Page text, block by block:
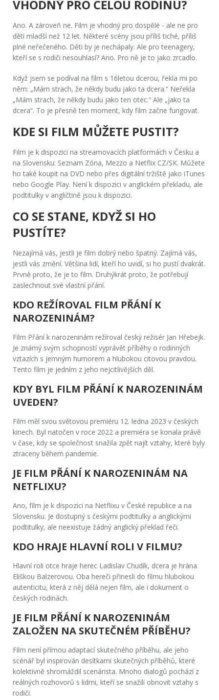
VHODNÝ PRO CELOU RODINU?
Ano. A zároveň ne. Film je vhodný pro dospělé - ale ne pro
děti mladší než 12 let. Některé scény jsou příliš tiché, příliš
plné neřečeného. Děti by je nechápaly. Ale pro teenagery,
kteří se s rodiči nesouhlasí? Ano. Pro ně je to jako zrcadlo.
Když jsem se podíval na film s 16letou dcerou, řekla mi po
něm: „Mám strach, že někdy budu jako ta dcera.“ Neřekla
„Mám strach, že někdy budu jako ten otec.“ Ale „jako ta
dcera“. To je přesně ten moment, kdy film začne fungovat.
KDE SI FILM MŮŽETE PUSTIT?
Film je k dispozici na streamovacích platformách v Česku a
na Slovensku: Seznam Zóna, Mezzo a Netflix CZ/SK. Můžete
ho také koupit na DVD nebo přes digitální tržiště jako iTunes
nebo Google Play. Není k dispozici v anglickém překladu, ale
podtitulky v angličtině jsou k dispozici.
CO SE STANE, KDYŽ SI HO
PUSTÍTE?
Nezajímá vás, jestli je film dobrý nebo špatný. Zajímá vás,
jestli vás změní. Většina lidí, kteří ho uvidí, si ho pustí dvakrát.
Prvně proto, že je to film. Druhýkrát proto, že potřebují
zaslechnout své vlastní přání.
KDO REŽÍROVAL FILM PŘÁNÍ K
NAROZENINÁM?
Film Přání k narozeninám režíroval český režisér Jan Hřebejk.
Je známý svým schopností vyprávět příběhy o rodinných
vztazích s jemným humorem a hlubokou citovou pravdou.
Tento film je jedním z jeho nejcitlivějších děl.
KDY BYL FILM PŘÁNÍ K NAROZENINÁM
UVEDEN?
Film měl svou světovou premiéru 12. ledna 2023 v českých
kinech. Byl natočen v roce 2022 a premiéra se konala právě
v čase, kdy se společnost snažila zpět najít vztahy, které byly
ztraceny během pandemie.
JE FILM PŘÁNÍ K NAROZENINÁM NA
NETFLIXU?
Ano, film je k dispozici na Netflixu v České republice a na
Slovensku. Je dostupný s českými podtitulky a anglickými
podtitulky, ale neexistuje žádný anglický překlad řeči.
KDO HRAJE HLAVNÍ ROLI V FILMU?
Hlavní roli otce hraje herec Ladislav Chudík, dcera je hrána
Eliškou Balzerovou. Oba hereči přinesli do filmu hlubokou
autenticitu, která z něj dělá nejen film, ale i dokument o
českých rodinách.
JE FILM PŘÁNÍ K NAROZENINÁM
ZALOŽEN NA SKUTEČNÉM PŘÍBĚHU?
Film není přímou adaptací skutečného příběhu, ale jeho
scénář byl inspirován desítkami skutečných příběhů, které
kolektivně shromáždil scenárista. Mnoho dialogů pochází z
reálných rozhovorů s lidmi, kteří se snažili obnovit vztahy s
rodiči.